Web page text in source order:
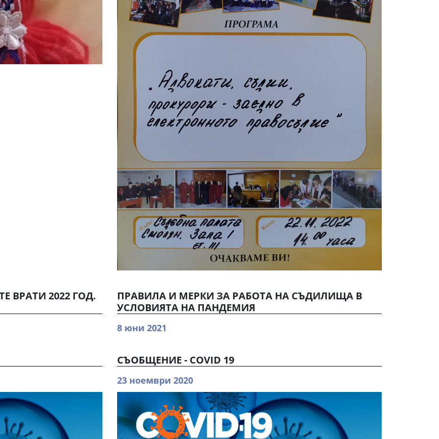
ВРАТИ 2022 ГОД.
ПРАВИЛА И МЕРКИ ЗА РАБОТА НА СЪДИЛИЩА В
УСЛОВИЯТА НА ПАНДЕМИЯ
8 юни 2021
СЪОБЩЕНИЕ - COVID 19
23 ноември 2020